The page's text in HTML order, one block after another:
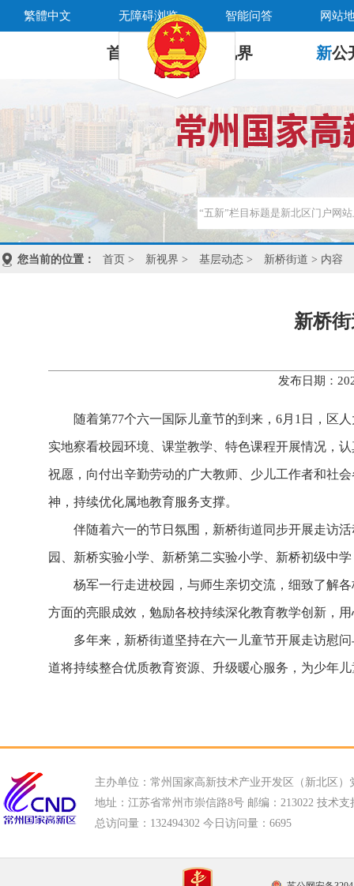
繁體中文 无障碍浏览 智能问答 网站
首 页 新 视界 新公
您当前的位置： 首页 > 新视界 > 基层动态 > 新桥街道 > 内容
新桥
发布日期：
随着第77个六一国际儿童节的到来，6月1日，区
实地察看校园环境、课堂教学、特色课程开展情况，
祝愿，向付出辛勤劳动的广大教师、少儿工作者和社
神，持续优化属地教育服务支撑。
伴随着六一的节日氛围，新桥街道同步开展走访
园、新桥实验小学、新桥第二实验小学、新桥初级中
杨军一行走进校园，与师生亲切交流，细致了解
方面的亮眼成效，勉励各校持续深化教育教学创新，
多年来，新桥街道坚持在六一儿童节开展走访慰
道将持续整合优质教育资源、升级暖心服务，为少年
主办单位：常州国家高新技术产业开发区（新北区）
地址：江苏省常州市崇信路8号 邮编：213022 技术支
总访问量： 132494302 今日访问量： 6695